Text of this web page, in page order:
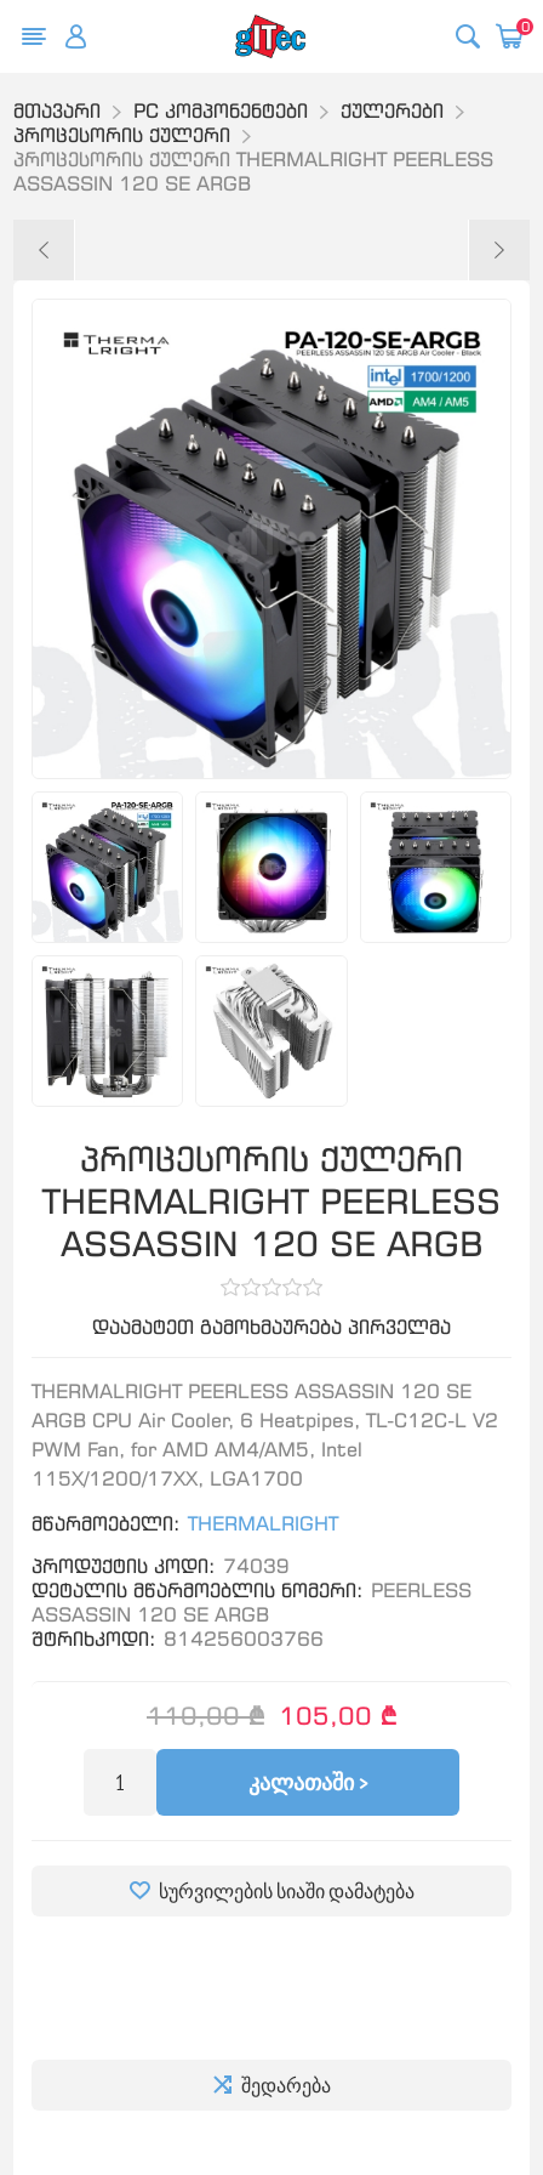
0
მთავარი PC კომპონენტები
ქულერები
პროცესორის ქულერი
პროცესორის ქულერი THERMALRIGHT PEERLESS
ASSASSIN 120 SE ARGB
პროცესორის ქულერი
THERMALRIGHT PEERLESS
ASSASSIN 120 SE ARGB
დაამატეთ გამოხმაურება პირველმა
THERMALRIGHT PEERLESS ASSASSIN 120 SE
ARGB CPU Air Cooler, 6 Heatpipes, TL-C12C-L V2
PWM Fan, for AMD AM4/AM5, Intel
115X/1200/17XX, LGA1700
მწარმოებელი: THERMALRIGHT
პროდუქტის კოდი: 74039
დეტალის მწარმოებლის ნომერი: PEERLESS
ASSASSIN 120 SE ARGB
შტრიხკოდი: 814256003766
110,00 ₾ 105,00 ₾
ᲙᲐᲚᲐᲗᲐᲨᲘ >
სურვილების სიაში დამატება
შედარება